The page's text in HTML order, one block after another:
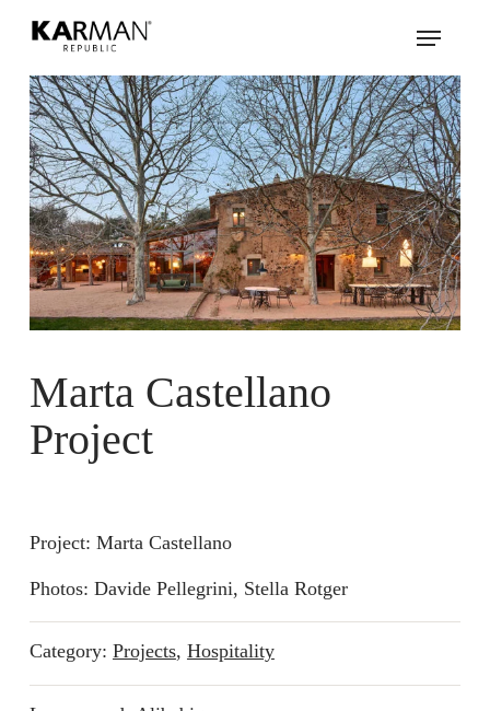
main
content
Menu
Marta Castellano
Project
Project: Marta Castellano
Photos: Davide Pellegrini, Stella Rotger
Category: Projects, Hospitality